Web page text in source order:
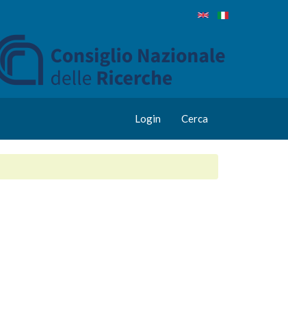
Login Cerca